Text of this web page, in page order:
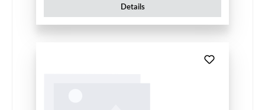
Details